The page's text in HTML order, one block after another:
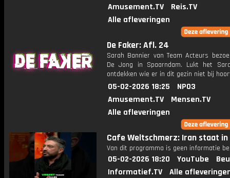
Amusement.TV
Reis.TV
Alle afleveringen
De Faker: Afl. 24
Sarah Bannier van Team Acteurs
De Jong in Spaarndam. Lukt het
ontdekken wie er in dit gezin niet bij
05-02-2026 18:25
NPO3
Amusement.TV
Mensen.TV
Alle afleveringen
Cafe Weltschmerz: Iran staat in
Van dit programma is geen informatie
05-02-2026 18:20 YouTube
Informatief.TV
Alle